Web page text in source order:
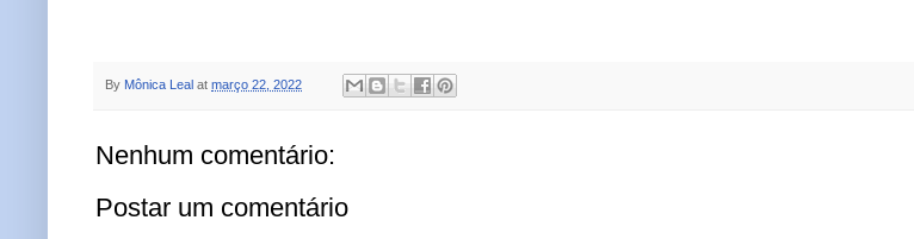
By Mônica Leal at março 22, 2022
Nenhum comentário:
Postar um comentário